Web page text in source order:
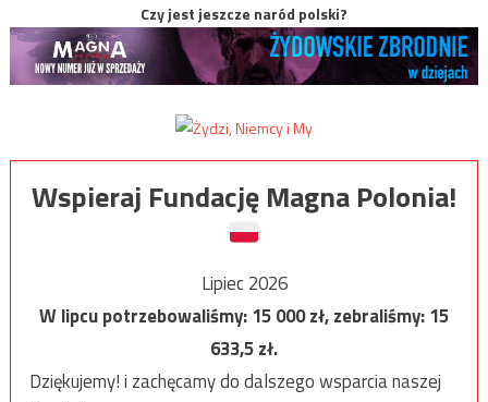
Czy jest jeszcze naród polski?
Wspieraj Fundację Magna Polonia!
Lipiec 2026
W lipcu potrzebowaliśmy:15 000zł, zebraliśmy:15
633,5zł.
Dziękujemy! i zachęcamy do dalszego wsparcia naszej